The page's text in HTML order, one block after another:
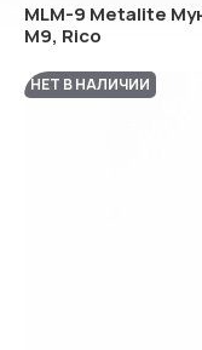
MLM-9 Metalite
М9, Rico
НЕТ В НАЛИЧИИ